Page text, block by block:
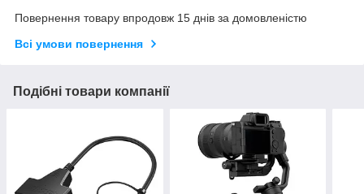
Повернення товару впродовж 15 днів за домовленістю
Всі умови повернення
Подібні товари компанії